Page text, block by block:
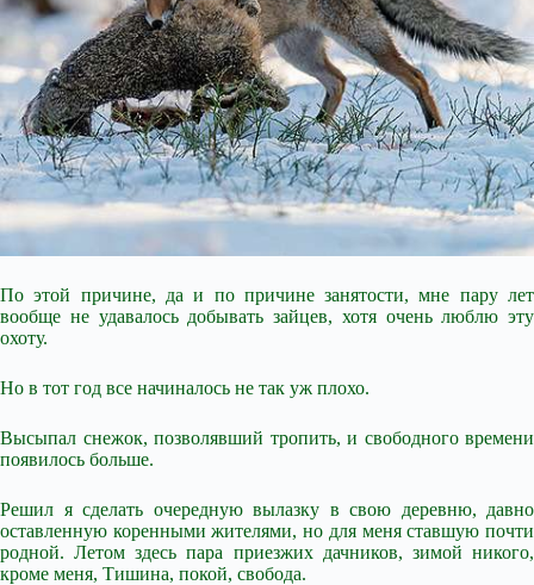
По этой причине, да и по причине занятости, мне пару лет
вообще не удавалось добывать зайцев, хотя очень люблю эту
охоту.
Но в тот год все начиналось не так уж плохо.
Высыпал снежок, позволявший тропить, и свободного времени
появилось больше.
Решил я сделать очередную вылазку в свою деревню, давно
оставленную коренными жителями, но для меня ставшую почти
родной. Летом здесь пара приезжих дачников, зимой никого,
кроме меня, Тишина, покой, свобода.